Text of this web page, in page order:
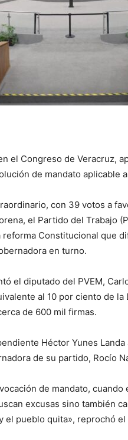
el Congreso de Veracruz,
de mandato aplicable
con 39 votos a
el Partido del Trabajo
reforma Constitucional que
en turno.
el diputado del PVEM,
al 10 por ciento de
de 600 mil firmas.
Héctor Yunes
de su partido, Rocío
de mandato,
excusas sino también
el pueblo quita», reprochó